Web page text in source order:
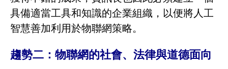
具備適當工具和知識的企業組織，以便將人工
智慧善加利用於物聯網策略。
趨勢二：物聯網的社會、法律與道德面向